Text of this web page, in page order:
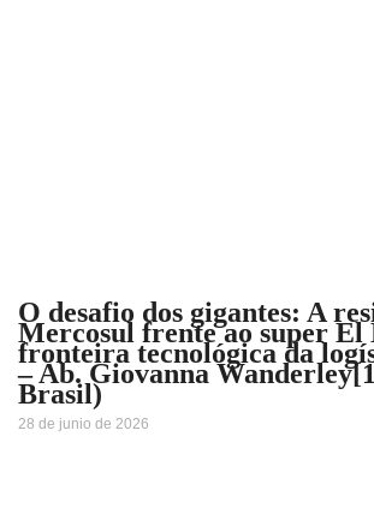
O desafio dos gigantes: A
Mercosul frente ao super El
fronteira tecnológica da
– Ab. Giovanna
Brasil)
28 de junio de 2026